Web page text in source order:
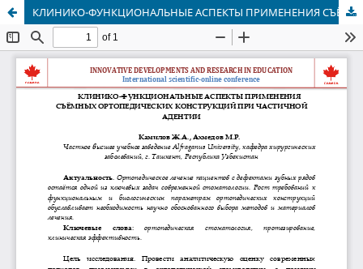
КЛИНИКО-ФУНКЦИОНАЛЬНЫЕ АСПЕКТЫ ПРИМЕНЕНИЯ СЪЁМНЫХ ОРТОПЕДИЧЕСКИХ КОНСТРУКЦИЙ ПРИ ЧАСТИЧНОЙ АДЕНТИИ